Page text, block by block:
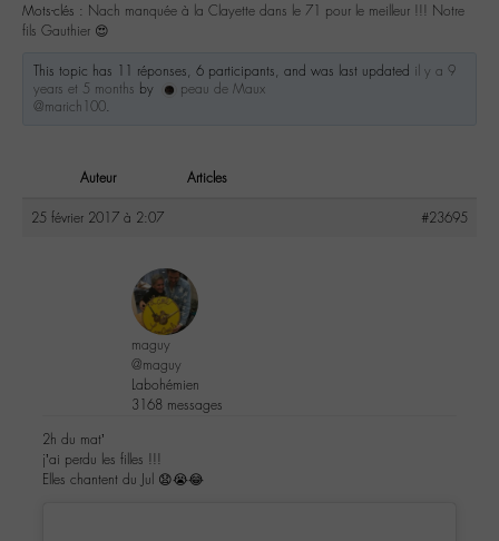
Mots-clés : Nach manquée à la Clayette dans le 71 pour le meilleur !!! Notre
fils Gauthier 😍
This topic has 11 réponses, 6 participants, and was last updated il y a 9
years et 5 months by
peau de Maux
@marich100.
Auteur Articles
25 février 2017 à 2:07 #23695
maguy
@maguy
Labohémien
3168 messages
2h du mat’
j’ai perdu les filles !!!
Elles chantent du Jul 😧😭😂